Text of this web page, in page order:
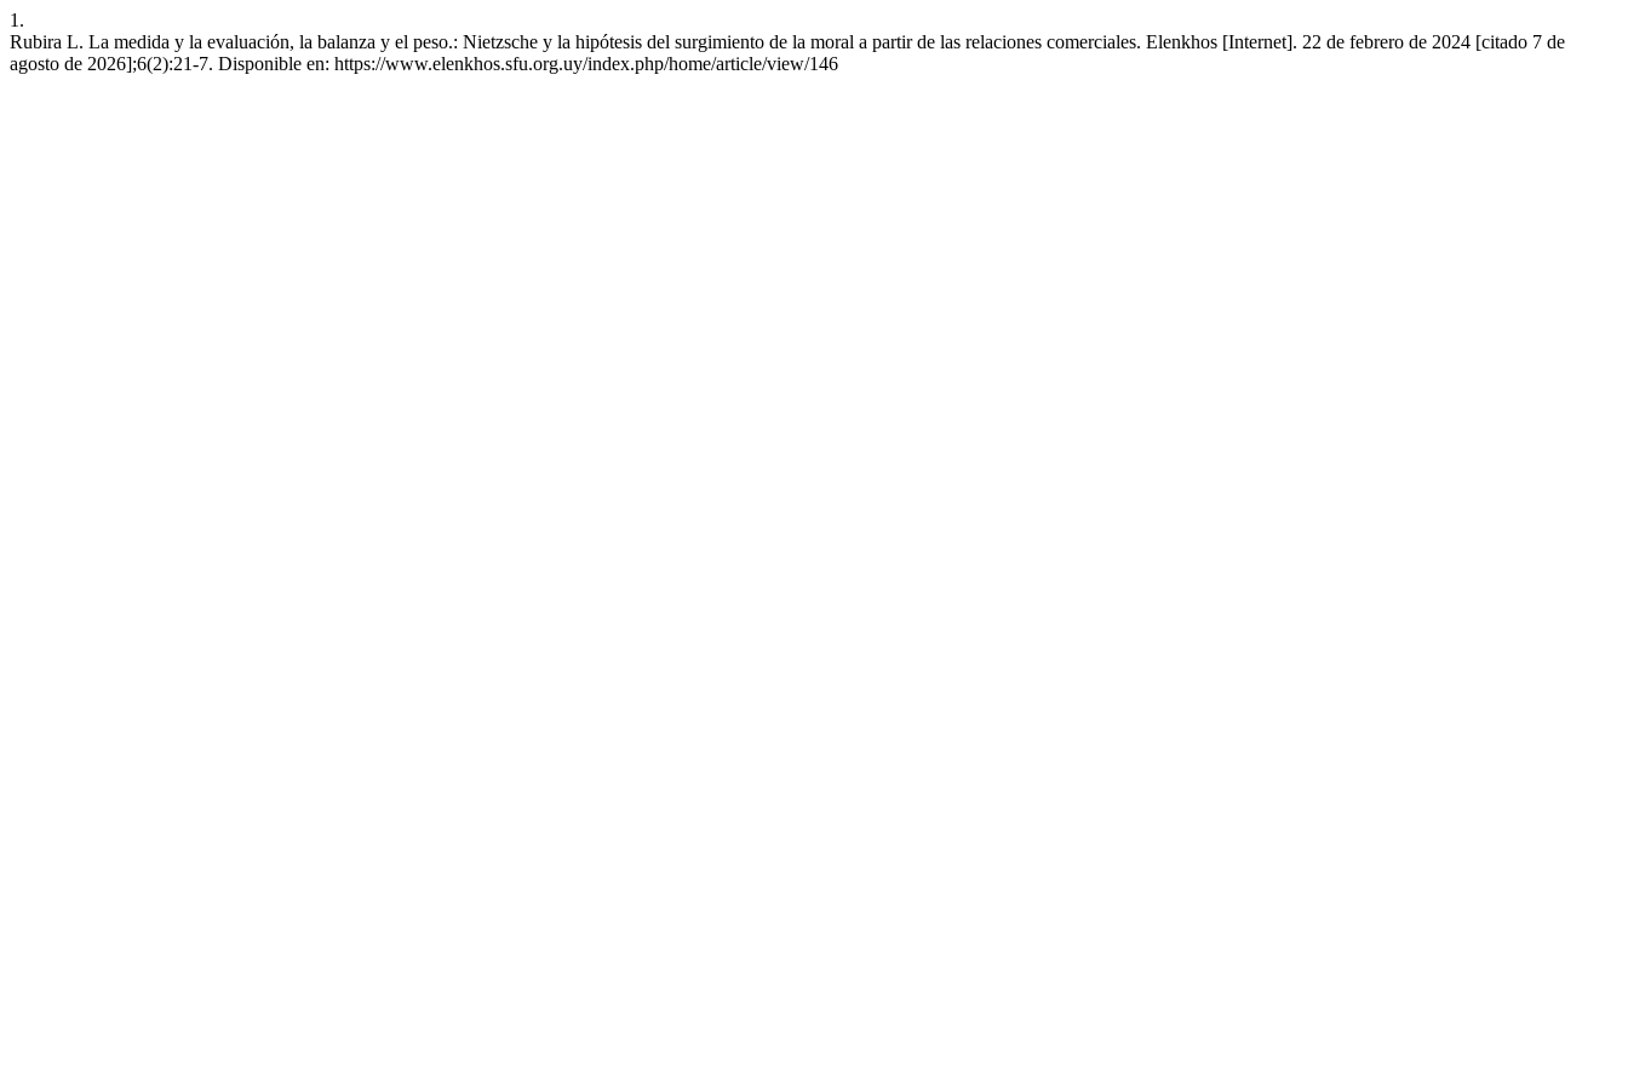
1.
Rubira L. La medida y la evaluación, la balanza y el peso.: Nietzsche y la hipótesis del surgimiento de la moral a partir de las relaciones comerciales. Elenkhos [Internet]. 22 de febrero de 2024 [citado 7 de
agosto de 2026];6(2):21-7. Disponible en: https://www.elenkhos.sfu.org.uy/index.php/home/article/view/146